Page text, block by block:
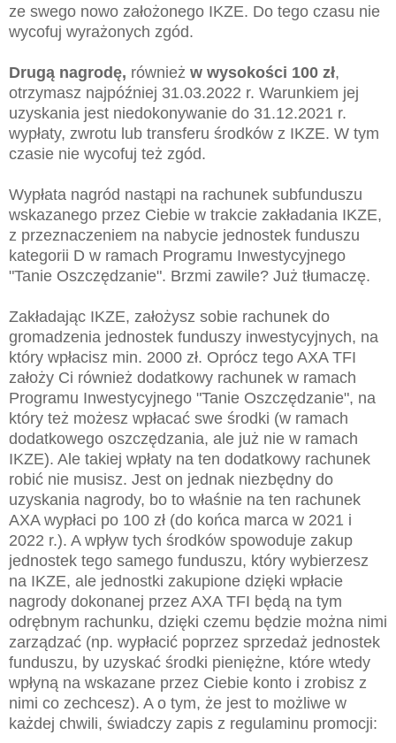
ze swego nowo założonego IKZE. Do tego czasu nie
wycofuj wyrażonych zgód.
Drugą nagrodę, również w wysokości 100 zł,
otrzymasz najpóźniej 31.03.2022 r. Warunkiem jej
uzyskania jest niedokonywanie do 31.12.2021 r.
wypłaty, zwrotu lub transferu środków z IKZE. W tym
czasie nie wycofuj też zgód.
Wypłata nagród nastąpi na rachunek subfunduszu
wskazanego przez Ciebie w trakcie zakładania IKZE,
z przeznaczeniem na nabycie jednostek funduszu
kategorii D w ramach Programu Inwestycyjnego
"Tanie Oszczędzanie". Brzmi zawile? Już tłumaczę.
Zakładając IKZE, założysz sobie rachunek do
gromadzenia jednostek funduszy inwestycyjnych, na
który wpłacisz min. 2000 zł. Oprócz tego AXA TFI
założy Ci również dodatkowy rachunek w ramach
Programu Inwestycyjnego "Tanie Oszczędzanie", na
który też możesz wpłacać swe środki (w ramach
dodatkowego oszczędzania, ale już nie w ramach
IKZE). Ale takiej wpłaty na ten dodatkowy rachunek
robić nie musisz. Jest on jednak niezbędny do
uzyskania nagrody, bo to właśnie na ten rachunek
AXA wypłaci po 100 zł (do końca marca w 2021 i
2022 r.). A wpływ tych środków spowoduje zakup
jednostek tego samego funduszu, który wybierzesz
na IKZE, ale jednostki zakupione dzięki wpłacie
nagrody dokonanej przez AXA TFI będą na tym
odrębnym rachunku, dzięki czemu będzie można nimi
zarządzać (np. wypłacić poprzez sprzedaż jednostek
funduszu, by uzyskać środki pieniężne, które wtedy
wpłyną na wskazane przez Ciebie konto i zrobisz z
nimi co zechcesz). A o tym, że jest to możliwe w
każdej chwili, świadczy zapis z regulaminu promocji: